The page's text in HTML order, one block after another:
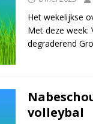
Het wekelijkse
Met deze week:
degraderend
volleybal